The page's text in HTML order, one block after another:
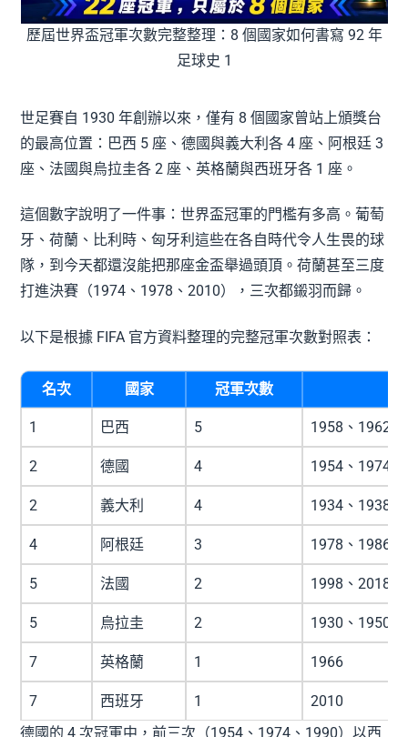
歷屆世界盃冠軍次數完整整理：8 個國家如何書寫 92 年
足球史 1
世足賽自 1930 年創辦以來，僅有 8 個國家曾站上頒獎台
的最高位置：巴西 5 座、德國與義大利各 4 座、阿根廷 3
座、法國與烏拉圭各 2 座、英格蘭與西班牙各 1 座。
這個數字說明了一件事：世界盃冠軍的門檻有多高。葡萄
牙、荷蘭、比利時、匈牙利這些在各自時代令人生畏的球
隊，到今天都還沒能把那座金盃舉過頭頂。荷蘭甚至三度
打進決賽（1974、1978、2010），三次都鎩羽而歸。
以下是根據 FIFA 官方資料整理的完整冠軍次數對照表：
名次 國家 冠軍次數
1 巴西 5 1958、1962
2 德國 4 1954、1974
2 義大利 4 1934、1938
4 阿根廷 3 1978、1986
5 法國 2 1998、2018
5 烏拉圭 2 1930、1950
7 英格蘭 1 1966
7 西班牙 1
2010
德國的 4 次冠軍中，前三次（1954、1974、1990）以西